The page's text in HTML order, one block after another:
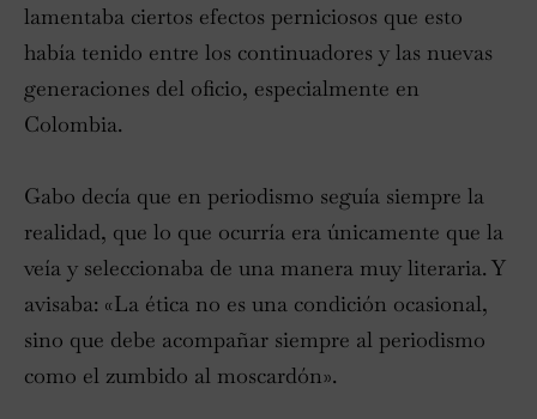
lamentaba ciertos efectos perniciosos que esto
había tenido entre los continuadores y las nuevas
generaciones del oficio, especialmente en
Colombia.
Gabo decía que en periodismo seguía siempre la
realidad, que lo que ocurría era únicamente que la
veía y seleccionaba de una manera muy literaria. Y
avisaba: «La ética no es una condición ocasional,
sino que debe acompañar siempre al periodismo
como el zumbido al moscardón».